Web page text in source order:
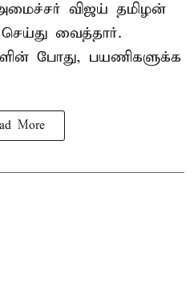
விஜய் தமிழன்
வைத்தார்.
போது, பயணிகளுக்க
More